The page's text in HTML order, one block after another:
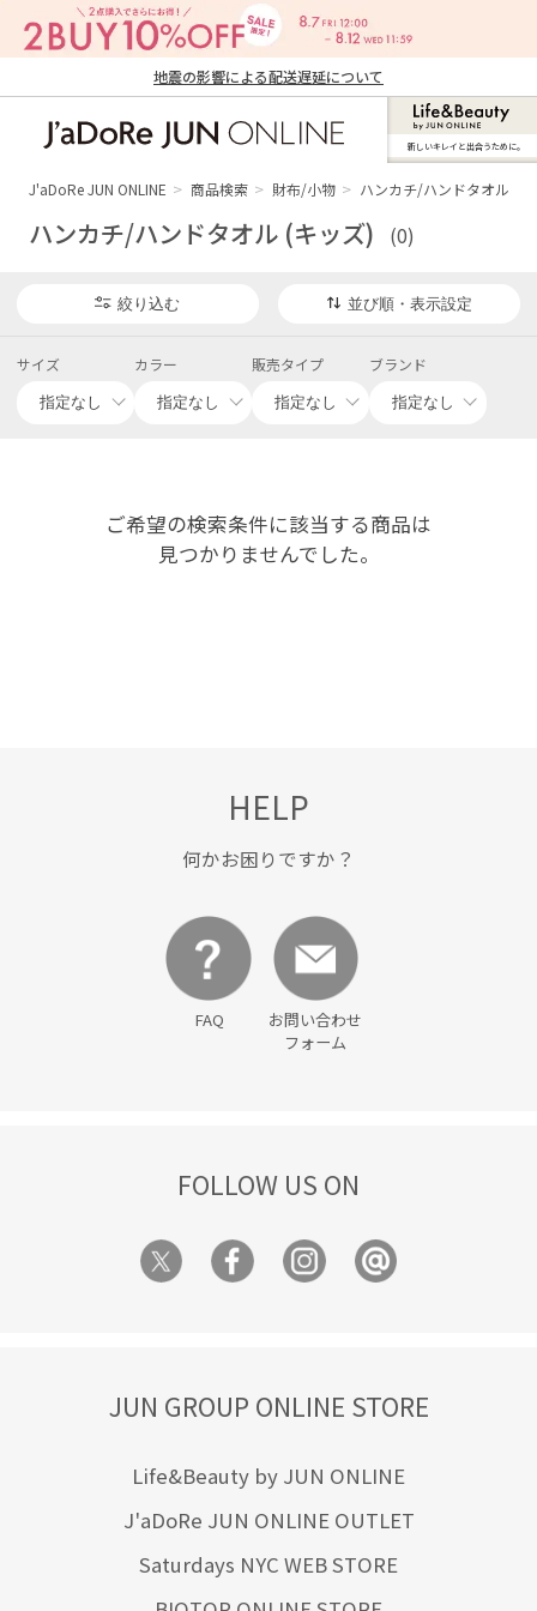
地震の影響による配送遅延について
ン オンライン）
新しいキレイと出合うために。
J'aDoRe JUN ONLINE 商品検索 財布/小物 ハンカチ/ハンドタオル (キ
ハンカチ/ハンドタオル (キッズ) (0)
絞り込む 並び順・表示設定
サイズ カラー 販売タイプ ブランド
ご希望の検索条件に該当する商品は
見つかりませんでした。
HELP
何かお困りですか？
FAQ
お問い合わせ
フォーム
FOLLOW US ON
JUN GROUP ONLINE STORE
Life&Beauty by JUN ONLINE
J'aDoRe JUN ONLINE OUTLET
Saturdays NYC WEB STORE